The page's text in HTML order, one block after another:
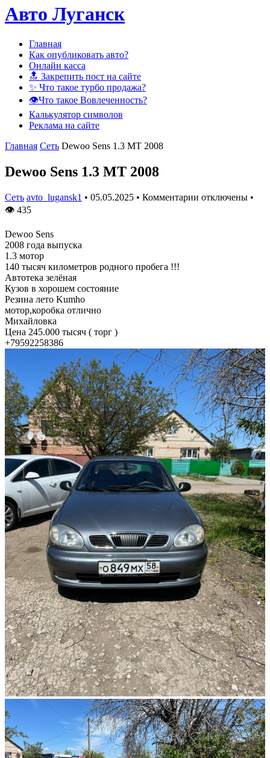
Авто Луганск
Главная
Как опубликовать авто?
Онлайн касса
🔝 Закрепить пост на сайте
✨ Что такое турбо продажа?
👁️Что такое Вовлеченность?
Калькулятор символов
Реклама на сайте
Главная Сеть Dewoo Sens 1.3 MT 2008
Dewoo Sens 1.3 MT 2008
Сеть avto_lugansk1 • 05.05.2025 • Комментарии отключены •
👁 435
Dewoo Sens
2008 года выпуска
1.3 мотор
140 тысяч километров родного пробега !!!
Автотека зелёная
Кузов в хорошем состояние
Резина лето Kumho
мотор,коробка отлично
Михайловка
Цена 245.000 тысяч ( торг )
+79592258386